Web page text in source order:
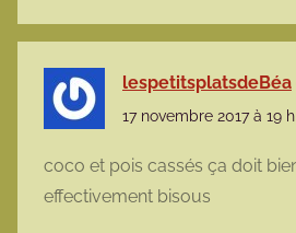
lespetitsplatsdeBéa
17 novembre 2017 à 19
coco et pois cassés ça doit
effectivement bisous